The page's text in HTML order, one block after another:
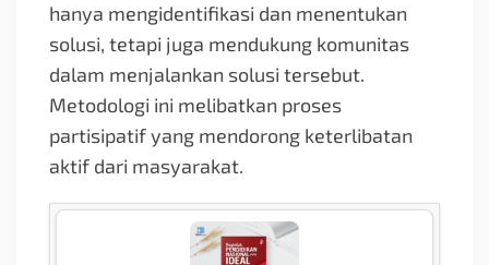
hanya mengidentifikasi dan menentukan
solusi, tetapi juga mendukung komunitas
dalam menjalankan solusi tersebut.
Metodologi ini melibatkan proses
partisipatif yang mendorong keterlibatan
aktif dari masyarakat.